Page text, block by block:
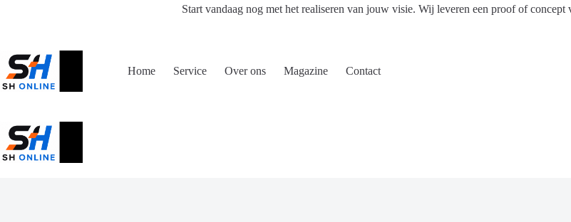
Start vandaag nog met het realiseren van jouw visie. Wij leveren een proof of
Home Service Over ons Magazine Contact